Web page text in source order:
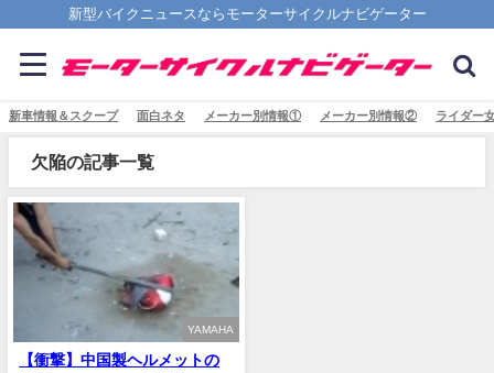
新型バイクニュースならモーターサイクルナビゲーター
新車情報＆スクープ 面白ネタ メーカー別情報① メーカー別情報② ライダー
欠陥の記事一覧
YAMAHA
【衝撃】中国製ヘルメットの